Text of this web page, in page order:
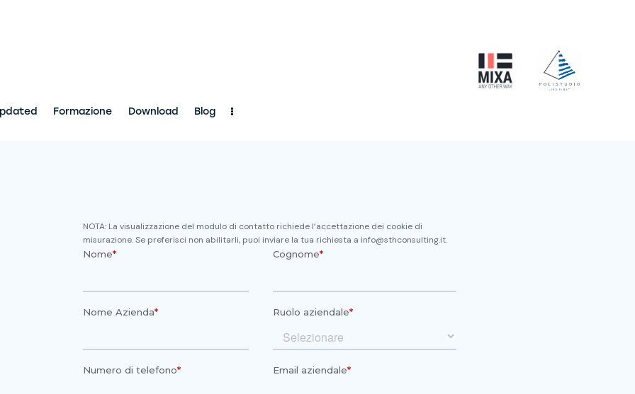
Formazione Download Blog
NOTA: La visualizzazione del modulo di contatto richiede l’accettazione dei cookie di
misurazione. Se preferisci non abilitarli, puoi inviare la tua richiesta a info@sthconsulting.it.